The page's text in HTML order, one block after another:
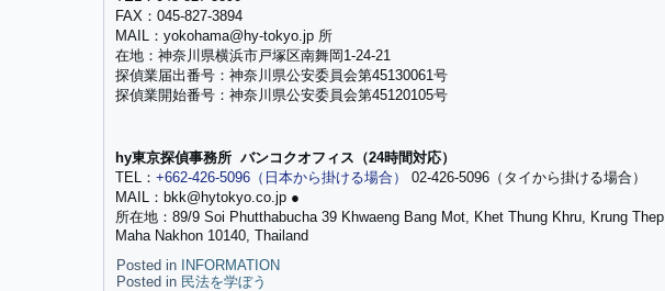
FAX：045-827-3894
MAIL：yokohama@hy-tokyo.jp 所
在地：神奈川県横浜市戸塚区南舞岡1-24-21
探偵業届出番号：神奈川県公安委員会第45130061号
探偵業開始番号：神奈川県公安委員会第45120105号
hy東京探偵事務所 バンコクオフィス（24時間対応）
TEL： +662-426-5096（日本から掛ける場合）
02-426-5096（タイから掛ける場合）
MAIL：bkk@hytokyo.co.jp ●
所在地： 89/9 Soi Phutthabucha 39 Khwaeng Bang Mot, Khet Thung Khru, Krung Thep
Maha Nakhon 10140, Thailand
Posted in
INFORMATION
Posted in 民法を学ぼう